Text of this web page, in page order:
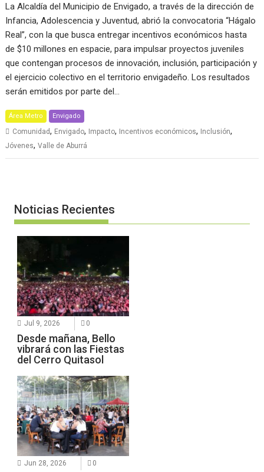
La Alcaldía del Municipio de Envigado, a través de la dirección de
Infancia, Adolescencia y Juventud, abrió la convocatoria “Hágalo
Real”, con la que busca entregar incentivos económicos hasta
de $10 millones en espacie, para impulsar proyectos juveniles
que contengan procesos de innovación, inclusión, participación y
el ejercicio colectivo en el territorio envigadeño. Los resultados
serán emitidos por parte del…
Área Metro Envigado
Comunidad, Envigado, Impacto, Incentivos económicos, Inclusión,
Jóvenes,Valle de Aburrá
Noticias Recientes
Jul 9, 2026 0
Desde mañana, Bello
vibrará con las Fiestas
del Cerro Quitasol
Jun 28, 2026 0